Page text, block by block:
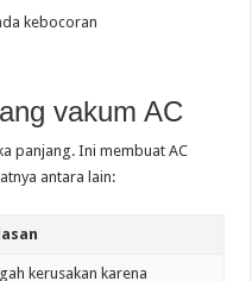
kebocoran
vakum AC
panjang. Ini membuat AC
antara lain:
kerusakan karena